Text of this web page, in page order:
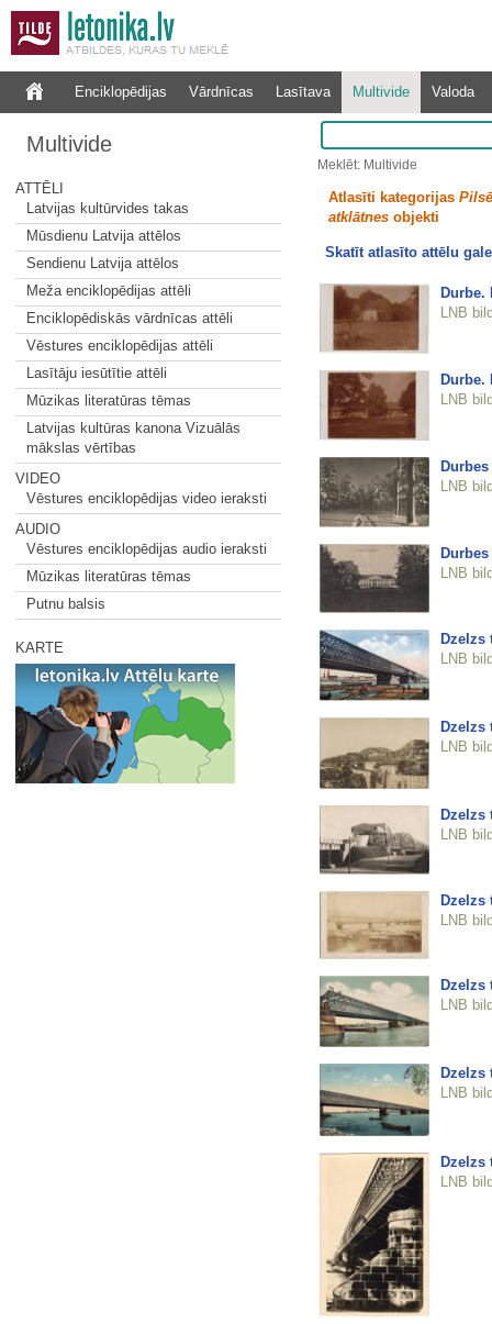
Enciklopēdijas Vārdnīcas Lasītava Multivide Valoda
Multivide
ATTĒLI
Latvijas kultūrvides takas
Mūsdienu Latvija attēlos
Sendienu Latvija attēlos
Meža enciklopēdijas attēli
Enciklopēdiskās vārdnīcas attēli
Vēstures enciklopēdijas attēli
Lasītāju iesūtītie attēli
Mūzikas literatūras tēmas
Latvijas kultūras kanona Vizuālās
mākslas vērtības
VIDEO
Vēstures enciklopēdijas video ieraksti
AUDIO
Vēstures enciklopēdijas audio ieraksti
Mūzikas literatūras tēmas
Putnu balsis
KARTE
Meklēt: Multivide
Atlasīti kategorijas
atklātnesobjekti
Skatīt atlasīto attēlu
Durbe.
LNB
Durbe.
LNB
LNB
LNB
Dzelzs
LNB
Dzelzs
LNB
Dzelzs
LNB
Dzelzs
LNB
Dzelzs
LNB
Dzelzs
LNB
Dzelzs
LNB